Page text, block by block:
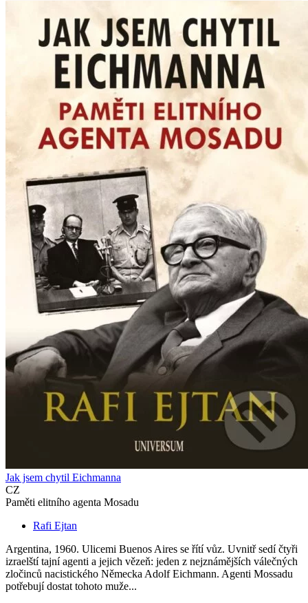
Jak jsem chytil Eichmanna
CZ
Paměti elitního agenta Mosadu
Rafi Ejtan
Argentina, 1960. Ulicemi Buenos Aires se řítí vůz. Uvnitř sedí čtyři
izraelští tajní agenti a jejich vězeň: jeden z nejznámějších válečných
zločinců nacistického Německa Adolf Eichmann. Agenti Mossadu
potřebují dostat tohoto muže...